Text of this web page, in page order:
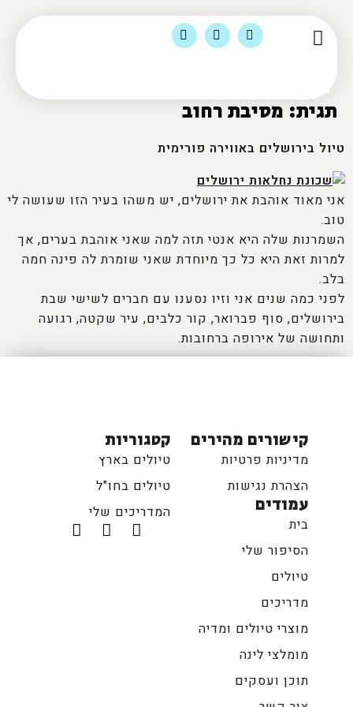
תגית: מסיבת רחוב
טיול בירושלים באווירה פורימית
אני מאוד אוהבת את ירושלים, יש משהו בעיר הזו שעושה לי
טוב.
השמרנות שלה היא אנטי תזה למה שאני אוהבת בערים, אך
למרות זאת היא כל כך מיוחדת שאני שומרת לה פינה חמה
בלב.
לפני כמה שנים אני וזיו נסענו עם חברים לשישי שבת
בירושלים, סוף פברואר, קור כלבים, עיר שקטה, רגועה
ותחושה של אירופה ברחובות.
קטגוריות
טיולים בארץ
טיולים בחו"ל
המדריכים שלי
קישורים מהירים
מדיניות פרטיות
הצהרת נגישות
עמודים
בית
הסיפור שלי
טיולים
מדריכים
מוצרי טיולים ומדיה
מומלצי לינה
תוכן ועסקים